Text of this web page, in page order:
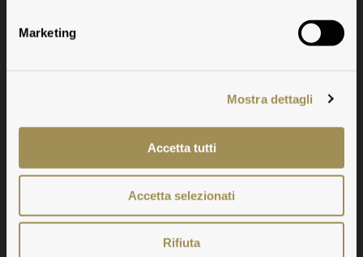
Marketing
Mostra dettagli
Accetta tutti
Accetta selezionati
Rifiuta